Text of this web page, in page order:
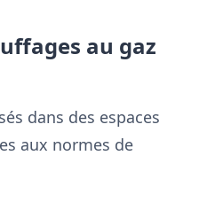
au gaz
dans des espaces
aux normes de